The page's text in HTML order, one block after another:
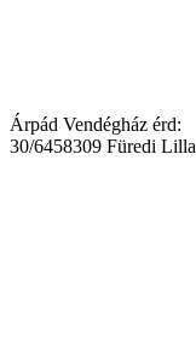
Árpád Vendégház érd:
30/6458309 Füredi Lilla